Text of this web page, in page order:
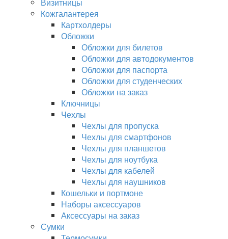
Кожгалантерея
Картхолдеры
Обложки
Обложки для билетов
Обложки для автодокументов
Обложки для паспорта
Обложки для студенческих
Обложки на заказ
Ключницы
Чехлы
Чехлы для пропуска
Чехлы для смартфонов
Чехлы для планшетов
Чехлы для ноутбука
Чехлы для кабелей
Чехлы для наушников
Кошельки и портмоне
Наборы аксессуаров
Аксессуары на заказ
Сумки